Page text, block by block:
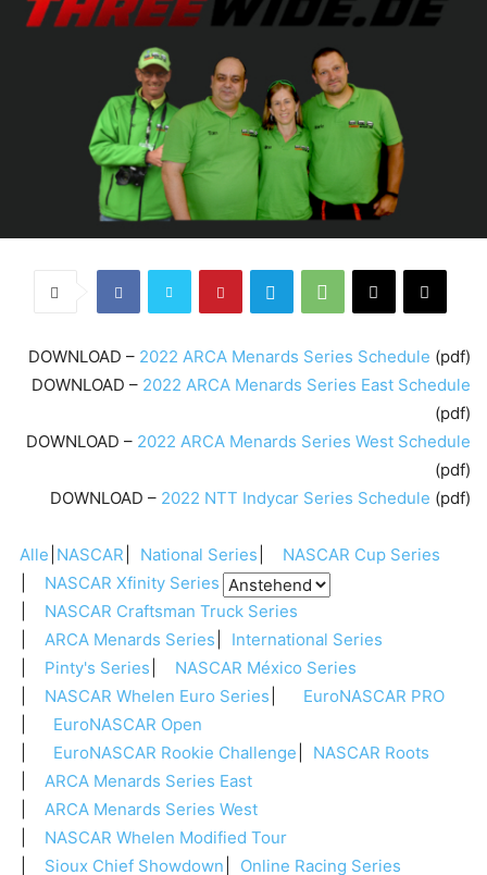
DOWNLOAD – 2022 ARCA Menards Series Schedule (pdf)
DOWNLOAD – 2022 ARCA Menards Series East Schedule
(pdf)
DOWNLOAD – 2022 ARCA Menards Series West Schedule
(pdf)
DOWNLOAD – 2022 NTT Indycar Series Schedule (pdf)
Alle NASCAR National Series
NASCAR Cup Series
NASCAR Xfinity Series
NASCAR Craftsman Truck Series
ARCA Menards Series
International Series
Pinty's Series
NASCAR México Series
NASCAR Whelen Euro Series
EuroNASCAR PRO
EuroNASCAR Open
EuroNASCAR Rookie Challenge
NASCAR Roots
ARCA Menards Series East
ARCA Menards Series West
NASCAR Whelen Modified Tour
Sioux Chief Showdown
Online Racing Series